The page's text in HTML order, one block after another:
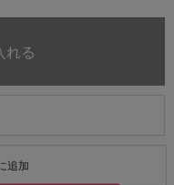
追加